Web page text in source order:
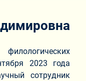
2023 года
сотрудник